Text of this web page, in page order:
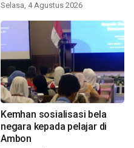
Selasa, 4 Agustus 2026
Kemhan sosialisasi bela
negara kepada pelajar di
Ambon